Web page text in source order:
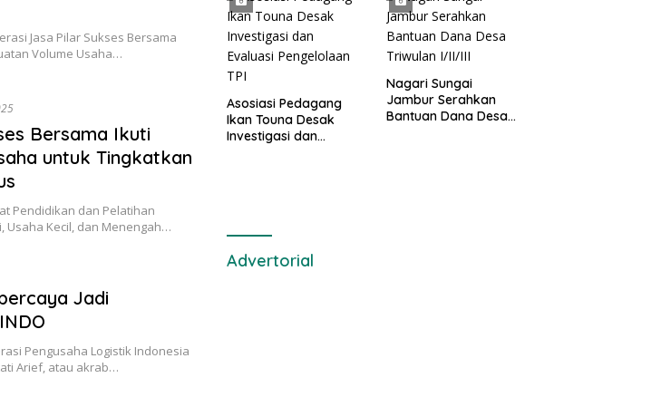
Jasa Pilar Sukses Bersama
Volume Usaha…
Bersama Ikuti
untuk Tingkatkan
Pendidikan dan Pelatihan
Usaha Kecil, dan Menengah…
Jadi
Pengusaha Logistik Indonesia
Arief, atau akrab…
Asosiasi Pedagang
Ikan Touna Desak
Investigasi dan
Nagari Sungai
Jambur Serahkan
Bantuan Dana Desa
Advertorial